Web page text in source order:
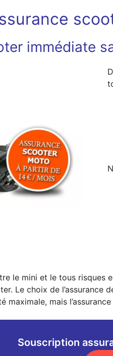
immédiate
le mini et le tous risques
Le choix de l’assurance
maximale, mais
Souscription